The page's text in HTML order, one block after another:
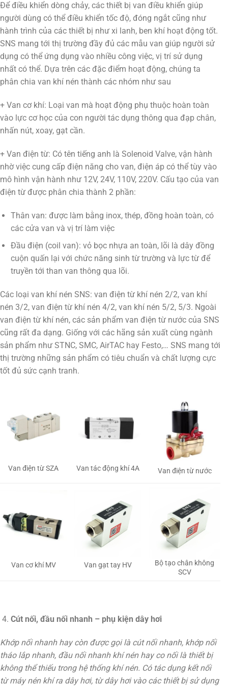
Để điều khiển dòng chảy, các thiết bị van điều khiển giúp
người dùng có thể điều khiển tốc độ, đóng ngắt cũng như
hành trình của các thiết bị như xi lanh, ben khí hoạt động tốt.
SNS mang tới thị trường đầy đủ các mẫu van giúp người sử
dụng có thể ứng dụng vào nhiều công việc, vị trí sử dụng
nhất có thể. Dựa trên các đặc điểm hoạt động, chúng ta
phân chia van khí nén thành các nhóm như sau
+ Van cơ khí: Loại van mà hoạt động phụ thuộc hoàn toàn
vào lực cơ học của con người tác dụng thông qua đạp chân,
nhấn nút, xoay, gạt cần.
+ Van điện từ: Có tên tiếng anh là Solenoid Valve, vận hành
nhờ việc cung cấp điện năng cho van, điện áp có thể tùy vào
mô hình vận hành như 12V, 24V, 110V, 220V. Cấu tạo của van
điện từ được phân chia thành 2 phần:
Thân van: được làm bằng inox, thép, đồng hoàn toàn, có
các cửa van và vị trí làm việc
Đầu điện (coil van): vỏ bọc nhựa an toàn, lõi là dây đồng
cuộn quấn lại với chức năng sinh từ trường và lực từ để
truyền tới than van thông qua lõi.
Các loại van khí nén SNS: van điện từ khí nén 2/2, van khí
nén 3/2, van điện từ khí nén 4/2, van khí nén 5/2, 5/3. Ngoài
van điện từ khí nén, các sản phẩm van điện từ nước của SNS
cũng rất đa dạng. Giống với các hãng sản xuất cùng ngành
sản phẩm như STNC, SMC, AirTAC hay Festo,… SNS mang tới
thị trường những sản phẩm có tiêu chuẩn và chất lượng cực
tốt đủ sức cạnh tranh.
Van điện từ SZA Van tác động khí 4A Van điện từ nước
Van cơ khí MV Van gạt tay HV
Bộ tạo chân không
SCV
Cút nối, đầu nối nhanh – phụ kiện dây hơi
Khớp nối nhanh hay còn được gọi là cút nối nhanh, khớp nối
tháo lắp nhanh, đầu nối nhanh khí nén hay co nối là thiết bị
không thể thiếu trong hệ thống khí nén. Có tác dụng kết nối
từ máy nén khí ra dây hơi, từ dây hơi vào các thiết bị sử dụng